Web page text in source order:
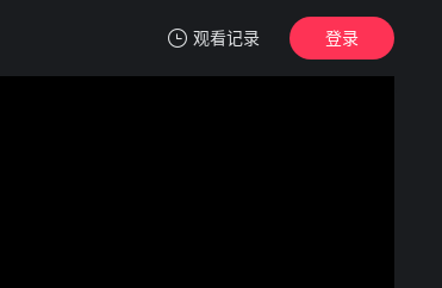
观看记录 登录